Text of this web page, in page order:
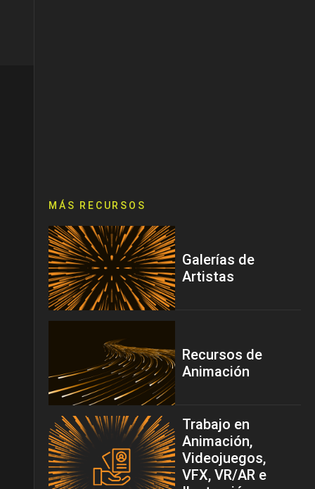
MÁS RECURSOS
Galerías de
Artistas
Recursos de
Animación
Trabajo en
Animación,
Videojuegos,
VFX, VR/AR e